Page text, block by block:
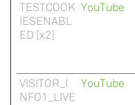
TESTCOOK
IESENABL
ED [x2]
YouTube
VISITOR_I
NFO1_LIVE
YouTube